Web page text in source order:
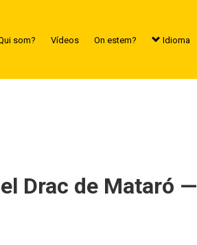
som? Vídeos On estem? Idioma
Drac de Mataró —